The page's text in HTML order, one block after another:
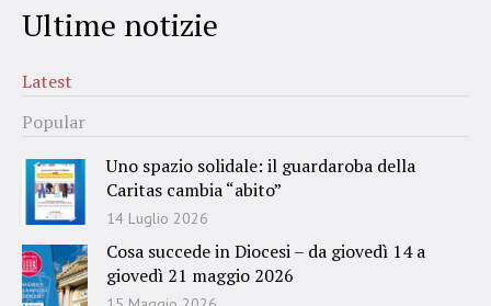
Ultime notizie
Latest
Popular
Uno spazio solidale: il guardaroba della
Caritas cambia “abito”
14 Luglio 2026
Cosa succede in Diocesi – da giovedì 14 a
giovedì 21 maggio 2026